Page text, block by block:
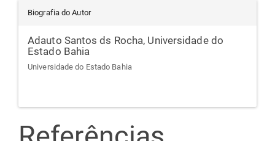
Biografia do Autor
Adauto Santos ds Rocha, Universidade do
Estado Bahia
Universidade do Estado Bahia